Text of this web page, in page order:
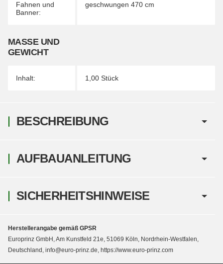
Fahnen und
Banner:
geschwungen 470 cm
MASSE UND G
EWICHT
Inhalt: 1,00 Stück
BESCHREIBUNG
AUFBAUANLEITUNG
SICHERHEITSHINWEISE
Herstellerangabe gemäß GPSR
Europrinz GmbH, Am Kunstfeld 21e, 51069 Köln, Nordrhein-Westfalen,
Deutschland, info@euro-prinz.de, https://www.euro-prinz.com